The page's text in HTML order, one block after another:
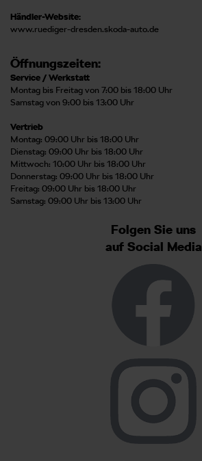
Händler-Website:
www.ruediger-dresden.skoda-auto.de
Öffnungszeiten:
Service / Werkstatt
Montag bis Freitag von 7:00 bis 18:00 Uhr
Samstag von 9:00 bis 13:00 Uhr
Vertrieb
Montag: 09:00 Uhr bis 18:00 Uhr
Dienstag: 09:00 Uhr bis 18:00 Uhr
Mittwoch: 10:00 Uhr bis 18:00 Uhr
Donnerstag: 09:00 Uhr bis 18:00 Uhr
Freitag: 09:00 Uhr bis 18:00 Uhr
Samstag: 09:00 Uhr bis 13:00 Uhr
Folgen Sie uns
auf Social Media